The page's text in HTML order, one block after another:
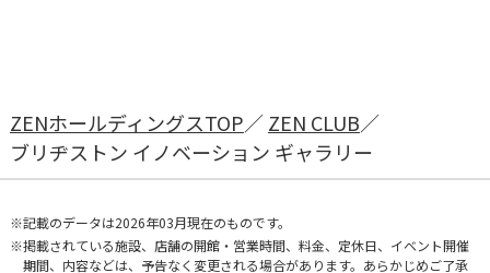
ZENホールディングスTOP
ZEN CLUB
ブリヂストン イノベーション ギャラリー
記載のデータは2026年03月現在のものです。
掲載されている施設、店舗の開館・営業時間、料金、定休日、イベント開催
期間、内容などは、予告なく変更される場合があります。あらかじめご了承